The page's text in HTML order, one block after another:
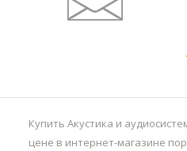
Купить Акустика и
цене в интернет-магазине